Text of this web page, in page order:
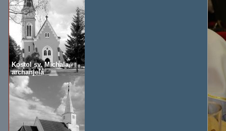
Kostol sv. Michala,
archanjela